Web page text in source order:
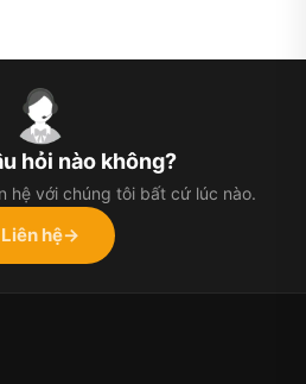
hỏi nào không?
hệ với chúng tôi bất cứ lúc nào.
Liên hệ→